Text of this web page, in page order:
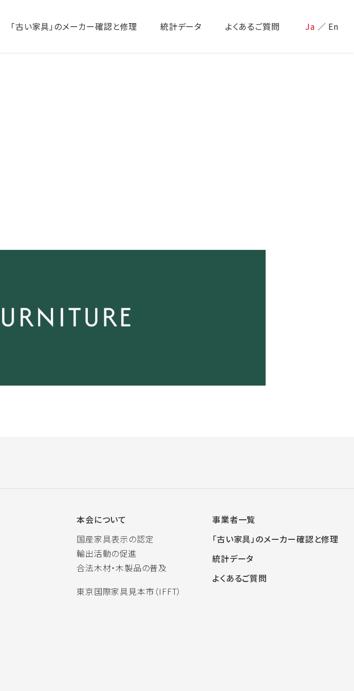
「古い家具」のメーカー確認と修理 統計データ よくあるご質問 Ja ／ En
本会について
国産家具表示の認定
輸出活動の促進
合法木材・木製品の普及
東京国際家具見本市（IFFT）
事業者一覧
「古い家具」のメーカー確認と修理
統計データ
よくあるご質問